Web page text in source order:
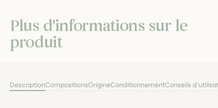
Plus d'informations sur le
produit
DescriptionCompositionsOrigineConditionnementConseils